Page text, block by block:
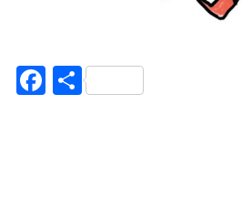
Facebook
Teilen